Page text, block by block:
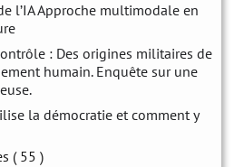
l’IA Approche multimodale en
: Des origines militaires de
humain. Enquête sur une
la démocratie et comment y
( 55 )